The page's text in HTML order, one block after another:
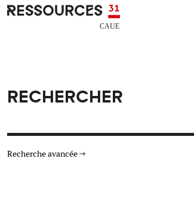
Aller au contenu principal
CAUE RESSOURCES 31
RECHERCHER
Recherche avancée